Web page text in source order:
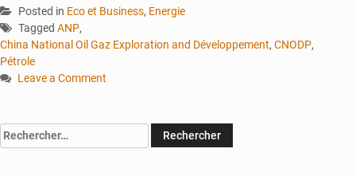
Posted in Eco et Business, Energie
Tagged ANP,
China National Oil Gaz Exploration and Développement, CNODP,
Pétrole
Leave a Comment
président
Rechercher :